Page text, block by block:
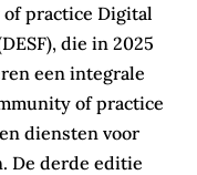
practice Digital
die in 2025
een integrale
of practice
diensten voor
De derde editie